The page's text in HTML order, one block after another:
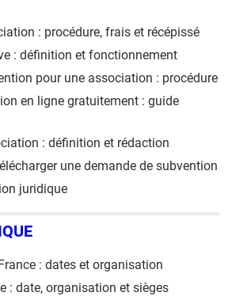
: procédure, frais et récépissé
: définition et fonctionnement
pour une association : procédure
en ligne gratuitement : guide
: définition et rédaction
une demande de subvention
juridique
: dates et organisation
: date, organisation et sièges